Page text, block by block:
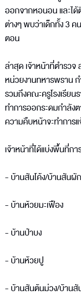
ออกจากหอนอน และไ
ต่างๆ พบว่าเด็กทั้ง 3 ค
ตอน
ล่าสุด เจ้าหน้าที่ตำรว
หน่วยงานทหารพราน
รวมถึงคณะครูโรงเรียน
ทำการออกระดมกำลัง
ความคืบหน้าจะทำการแ
เจ้าหน้าที่ได้แบ่งพื้นที่ก
- บ้านสันโค้ง/บ้านสันผั
- บ้านห้วยมะเฟือง
- บ้านป่าบง
- บ้านห้วยปู
- บ้านสันต้นม่วง/บ้านสั